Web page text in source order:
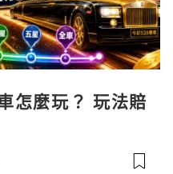
怎麼玩？ 玩法賠